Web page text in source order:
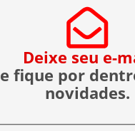
Deixe seu e-
e fique por
novidades.